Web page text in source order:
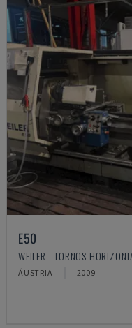
E50
WEILER - TORNOS
ÁUSTRIA 2009